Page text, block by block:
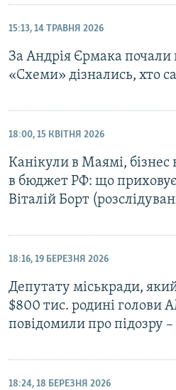
15:13, 14 ТРАВНЯ 2026
За Андрія Єрмака почали
«Схеми» дізнались, хто
18:00, 15 КВІТНЯ 2026
Канікули в Маямі, бізнес
в бюджет РФ: що
Віталій Борт
18:16, 19 БЕРЕЗНЯ 2026
Депутату міськради,
$800 тис. родині
повідомили про підозру
18:24, 18 БЕРЕЗНЯ 2026